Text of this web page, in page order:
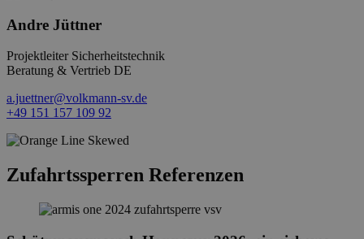
Andre Jüttner
Projektleiter Sicherheitstechnik
Beratung & Vertrieb DE
a.juettner@volkmann-sv.de
+49 151 157 109 92
Zufahrtssperren Referenzen